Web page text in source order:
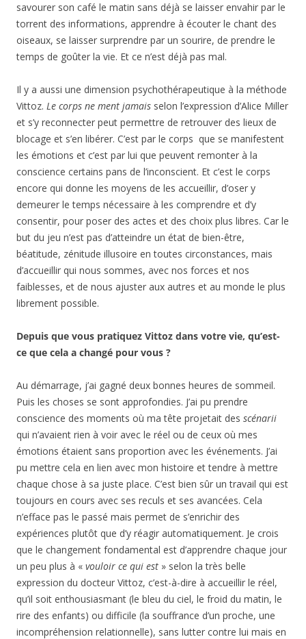
savourer son café le matin sans déjà se laisser envahir par le
torrent des informations, apprendre à écouter le chant des
oiseaux, se laisser surprendre par un sourire, de prendre le
temps de goûter la vie. Et ce n’est déjà pas mal.
Il y a aussi une dimension psychothérapeutique à la méthode
Vittoz. Le corps ne ment jamais selon l’expression d’Alice Miller
et s’y reconnecter peut permettre de retrouver des lieux de
blocage et s’en libérer. C’est par le corps que se manifestent
les émotions et c’est par lui que peuvent remonter à la
conscience certains pans de l’inconscient. Et c’est le corps
encore qui donne les moyens de les accueillir, d’oser y
demeurer le temps nécessaire à les comprendre et d’y
consentir, pour poser des actes et des choix plus libres. Car le
but du jeu n’est pas d’atteindre un état de bien-être,
béatitude, zénitude illusoire en toutes circonstances, mais
d’accueillir qui nous sommes, avec nos forces et nos
faiblesses, et de nous ajuster aux autres et au monde le plus
librement possible.
Depuis que vous pratiquez Vittoz dans votre vie, qu’est-
ce que cela a changé pour vous ?
Au démarrage, j’ai gagné deux bonnes heures de sommeil.
Puis les choses se sont approfondies. J’ai pu prendre
conscience des moments où ma tête projetait des scénarii
qui n’avaient rien à voir avec le réel ou de ceux où mes
émotions étaient sans proportion avec les événements. J’ai
pu mettre cela en lien avec mon histoire et tendre à mettre
chaque chose à sa juste place. C’est bien sûr un travail qui est
toujours en cours avec ses reculs et ses avancées. Cela
n’efface pas le passé mais permet de s’enrichir des
expériences plutôt que d’y réagir automatiquement. Je crois
que le changement fondamental est d’apprendre chaque jour
un peu plus à « vouloir ce qui est » selon la très belle
expression du docteur Vittoz, c’est-à-dire à accueillir le réel,
qu’il soit enthousiasmant (le bleu du ciel, le froid du matin, le
rire des enfants) ou difficile (la souffrance d’un proche, une
incompréhension relationnelle), sans lutter contre lui mais en